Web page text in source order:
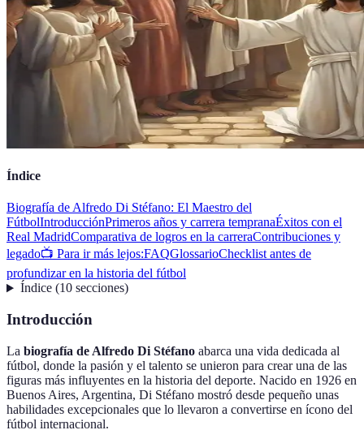
Índice
Biografía de Alfredo Di Stéfano: El Maestro del
FútbolIntroducciónPrimeros años y carrera tempranaÉxitos con el
Real MadridComparativa de logros en la carreraContribuciones y
legado📺 Para ir más lejos:FAQGlossarioChecklist antes de
profundizar en la historia del fútbol
Índice(10 secciones)
Introducción
La biografía de Alfredo Di Stéfano abarca una vida dedicada al
fútbol, donde la pasión y el talento se unieron para crear una de las
figuras más influyentes en la historia del deporte. Nacido en 1926 en
Buenos Aires, Argentina, Di Stéfano mostró desde pequeño unas
habilidades excepcionales que lo llevaron a convertirse en ícono del
fútbol internacional.